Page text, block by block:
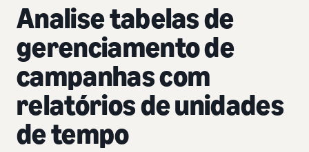
Analise tabelas de
gerenciamento de
campanhas com
relatórios de unidades
de tempo